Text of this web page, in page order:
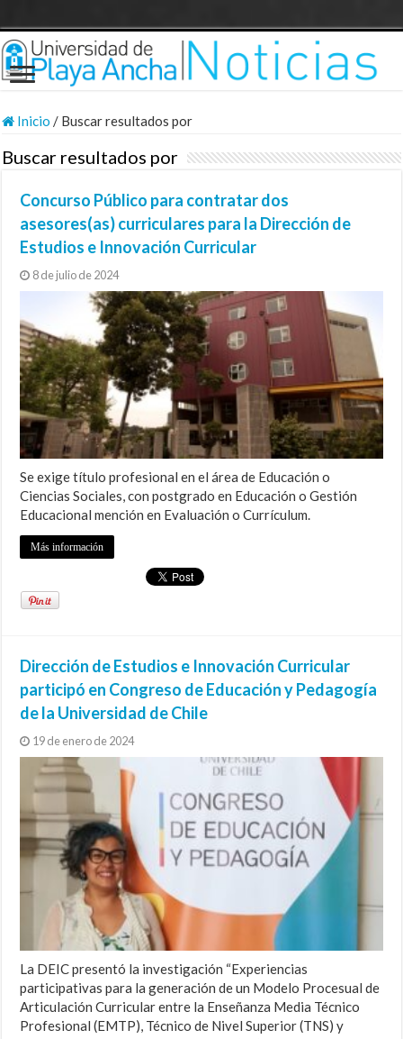
Inicio / Buscar resultados por
Buscar resultados por
Concurso Público para contratar dos
asesores(as) curriculares para la Dirección de
Estudios e Innovación Curricular
8 de julio de 2024
Se exige título profesional en el área de Educación o
Ciencias Sociales, con postgrado en Educación o Gestión
Educacional mención en Evaluación o Currículum.
Más información
Dirección de Estudios e Innovación Curricular
participó en Congreso de Educación y Pedagogía
de la Universidad de Chile
19 de enero de 2024
La DEIC presentó la investigación “Experiencias
participativas para la generación de un Modelo Procesual de
Articulación Curricular entre la Enseñanza Media Técnico
Profesional (EMTP), Técnico de Nivel Superior (TNS) y